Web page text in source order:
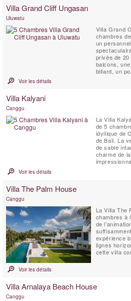
raffiné
Villa Grand Cliff Ungasan
Uluwatu
Villa Grand
chambres
un
privée de
balcons,
billard, un
un
d'une
Voir les détails
Villa Kalyani
Canggu
La Villa
de 5
idyllique de
de Bali. La
de sable
charme de
d'être une
plage, elle
projection,
Voir les détails
Villa The Palm House
Canggu
La Villa The
chambres à
de
expérience
lignes
cette villa
palmiers,
rizières en
Voir les détails
Villa Arnalaya Beach House
Canggu